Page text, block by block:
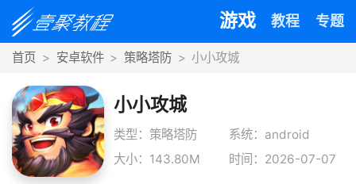
游戏 教程 专题
首页 安卓软件 策略塔防 小小攻城
小小攻城
类型：策略塔防
系统：android
大小：143.80M
时间：2026-07-07